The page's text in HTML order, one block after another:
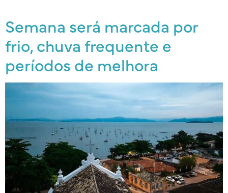
Semana será marcada por
frio, chuva frequente e
períodos de melhora